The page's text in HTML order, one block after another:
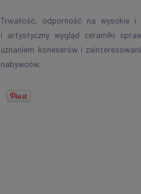
Trwałość, odporność na wysokie
i artystyczny wygląd ceramiki
uznaniem koneserów i
nabywców.